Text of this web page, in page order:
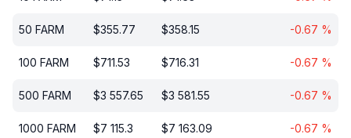
50 FARM $355.77 $358.15 -0.67 %
100 FARM $711.53 $716.31 -0.67 %
500 FARM $3 557.65 $3 581.55 -0.67 %
1000 FARM $7 115.3 $7 163.09 -0.67 %